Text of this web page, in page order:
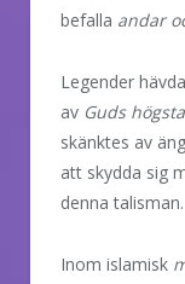
befalla andar
Legender
av Guds
skänktes av
att skydda sig
denna talisman.
Inom islamisk